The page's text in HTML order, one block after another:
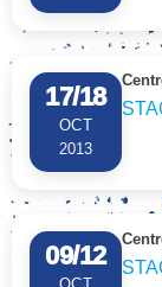
17/18
OCT
2013
09/12